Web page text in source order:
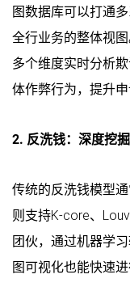
图数据库可以打通
全行业务的整体视
多个维度实时分析
体作弊行为，提升
2. 反洗钱：深度挖
传统的反洗钱模型
则支持K-core、
团伙，通过机器学
图可视化也能快速